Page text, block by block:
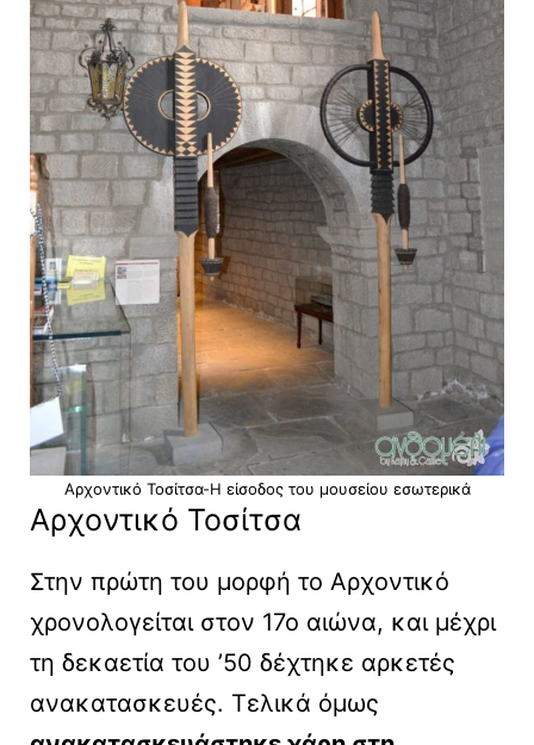
Αρχοντικό Τοσίτσα-Η είσοδος του μουσείου εσωτερικά
Αρχοντικό Τοσίτσα
Στην πρώτη του μορφή το Αρχοντικό
χρονολογείται στον 17ο αιώνα, και μέχρι
τη δεκαετία του ’50 δέχτηκε αρκετές
ανακατασκευές. Τελικά όμως